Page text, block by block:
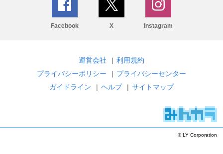
Facebook X Instagram
運営会社 | 利用規約
プライバシーポリシー
| プライバシーセンター
ガイドライン
| ヘルプ | サイトマップ
© LY Corporation